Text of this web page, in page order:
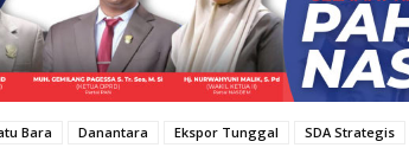
Bara Danantara Ekspor Tunggal SDA Strategis